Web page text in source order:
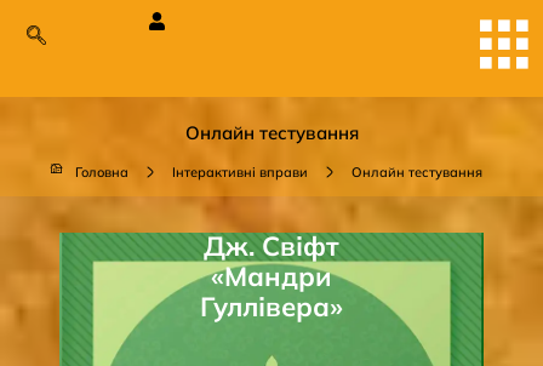
Онлайн тестування
Головна Інтерактивні вправи Онлайн тестування
Дж. Свіфт
«Мандри
Гуллівера»